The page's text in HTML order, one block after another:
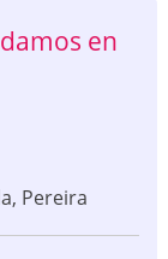
en
, Pereira